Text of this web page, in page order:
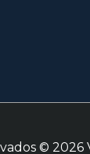
© 2026